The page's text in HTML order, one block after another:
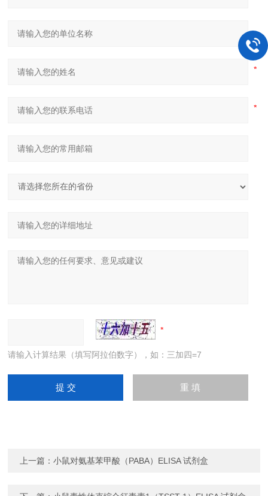
请输入计算结果（填写阿拉伯数字），如：三加四=7
上一篇：小鼠对氨基苯甲酸（PABA）ELISA 试剂盒